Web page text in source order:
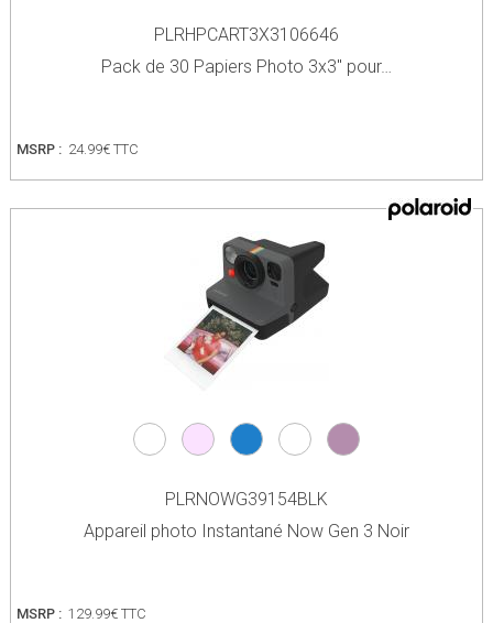
PLRHPCART3X3106646
Pack de 30 Papiers Photo 3x3" pour…
MSRP : 24.99€ TTC
PLRNOWG39154BLK
Appareil photo Instantané Now Gen 3 Noir
MSRP : 129.99€ TTC